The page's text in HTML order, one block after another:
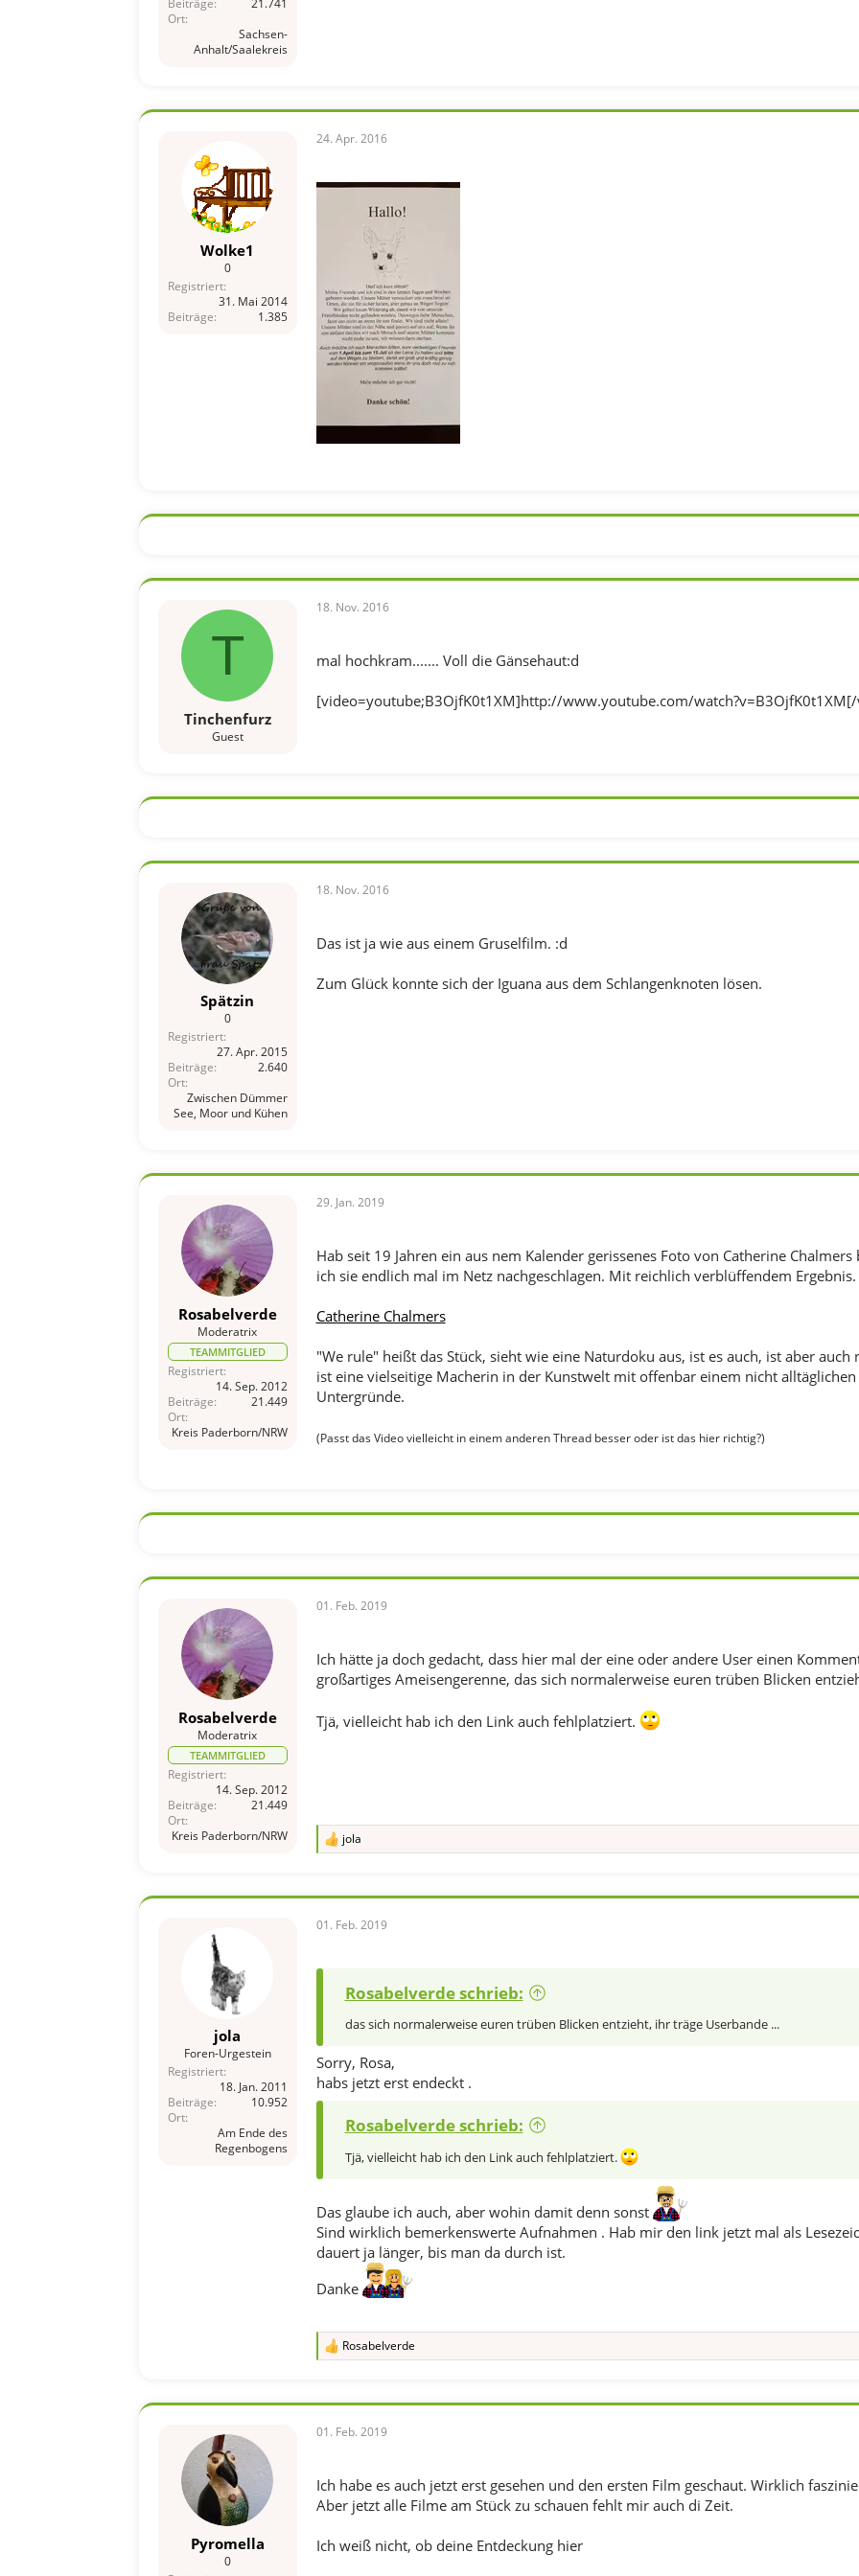
Beiträge
21.741
Ort
Sachsen-
Anhalt/Saalekreis
Wolke1
0
Registriert
31. Mai 2014
Beiträge
1.385
24. Apr. 2016
T
Tinchenfurz
Guest
18. Nov. 2016
mal hochkram....... Voll die Gänsehaut:d
[video=youtube;B3OjfK0t1XM]http://www.youtube.com/
Spätzin
0
Registriert
27. Apr. 2015
Beiträge
2.640
Ort
Zwischen Dümmer
See, Moor und Kühen
18. Nov. 2016
Das ist ja wie aus einem Gruselfilm. :d
Zum Glück konnte sich der Iguana aus dem Schlangenknoten lösen.
Rosabelverde
Moderatrix
TEAMMITGLIED
Registriert
14. Sep. 2012
Beiträge
21.449
Ort
Kreis Paderborn/NRW
29. Jan. 2019
Hab seit 19 Jahren ein aus nem Kalender gerissenes Foto von Catherine
ich sie endlich mal im Netz nachgeschlagen. Mit reichlich verblüffendem
Catherine Chalmers
"We rule" heißt das Stück, sieht wie eine Naturdoku aus, ist es auch, ist aber
ist eine vielseitige Macherin in der Kunstwelt mit offenbar einem nicht
Untergründe.
(Passt das Video vielleicht in einem anderen Thread besser oder ist das hier richtig?)
Rosabelverde
Moderatrix
TEAMMITGLIED
Registriert
14. Sep. 2012
Beiträge
21.449
Ort
Kreis Paderborn/NRW
01. Feb. 2019
Ich hätte ja doch gedacht, dass hier mal der eine oder andere User einen
großartiges Ameisengerenne, das sich normalerweise euren trüben Blicken
Tjä, vielleicht hab ich den Link auch fehlplatziert.
R
i
e
jola
jola
Foren-Urgestein
Registriert
18. Jan. 2011
Beiträge
10.952
Ort
Am Ende des
Regenbogens
01. Feb. 2019
Rosabelverde schrieb:
das sich normalerweise euren trüben Blicken entzieht, ihr träge Userbande ...
Sorry, Rosa,
habs jetzt erst endeckt .
Rosabelverde schrieb:
Tjä, vielleicht hab ich den Link auch fehlplatziert.
Das glaube ich auch, aber wohin damit denn sonst
Sind wirklich bemerkenswerte Aufnahmen . Hab mir den link jetzt mal als
dauert ja länger, bis man da durch ist.
Danke
R
i
n
:
Rosabelverde
Pyromella
0
01. Feb. 2019
Ich habe es auch jetzt erst gesehen und den ersten Film geschaut. Wirklich
Aber jetzt alle Filme am Stück zu schauen fehlt mir auch di Zeit.
Ich weiß nicht, ob deine Entdeckung hier